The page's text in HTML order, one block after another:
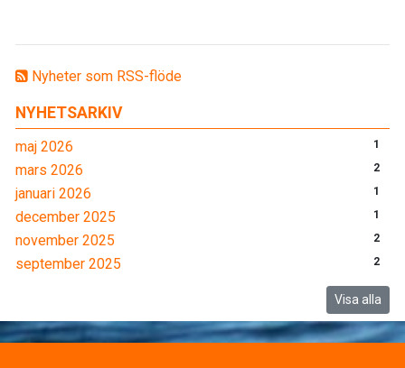
Nyheter som RSS-flöde
NYHETSARKIV
maj 2026 1
mars 2026 2
januari 2026 1
december 2025 1
november 2025 2
september 2025 2
Visa alla